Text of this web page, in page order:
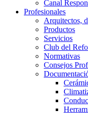
Canal
Profesionales
Arquitectos,
Productos
Servicios
Club del
Normativas
Consejos